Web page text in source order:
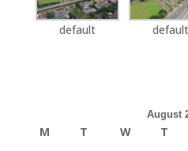
default default
August
M T W T